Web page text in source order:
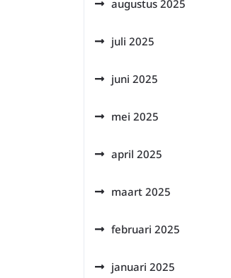
augustus 2025
juli 2025
juni 2025
mei 2025
april 2025
maart 2025
februari 2025
januari 2025